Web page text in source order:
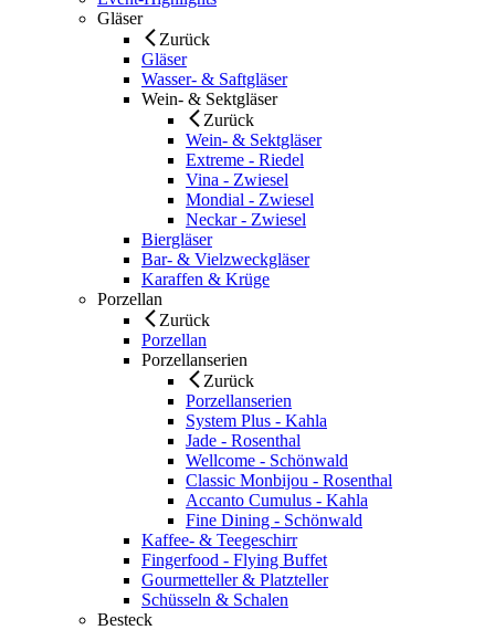
Gläser
Zurück
Gläser
Wasser- & Saftgläser
Wein- & Sektgläser
Zurück
Wein- & Sektgläser
Extreme - Riedel
Vina - Zwiesel
Mondial - Zwiesel
Neckar - Zwiesel
Biergläser
Bar- & Vielzweckgläser
Karaffen & Krüge
Porzellan
Zurück
Porzellan
Porzellanserien
Zurück
Porzellanserien
System Plus - Kahla
Jade - Rosenthal
Wellcome - Schönwald
Classic Monbijou - Rosenthal
Accanto Cumulus - Kahla
Fine Dining - Schönwald
Kaffee- & Teegeschirr
Fingerfood - Flying Buffet
Gourmetteller & Platzteller
Schüsseln & Schalen
Besteck